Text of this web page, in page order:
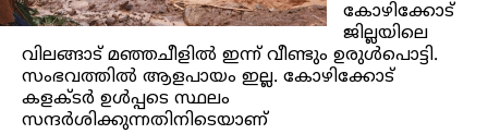
കോഴിക്കോട്
ജില്ലയിലെ
വിലങ്ങാട് മഞ്ഞചീളിൽ ഇന്ന് വീണ്ടും ഉരുൾപൊട്ടി.
സംഭവത്തിൽ ആളപായം ഇല്ല. കോഴിക്കോട്
കളക്ടർ ഉൾപ്പടെ സ്ഥലം
സന്ദർശിക്കുന്നതിനിടെയാണ്